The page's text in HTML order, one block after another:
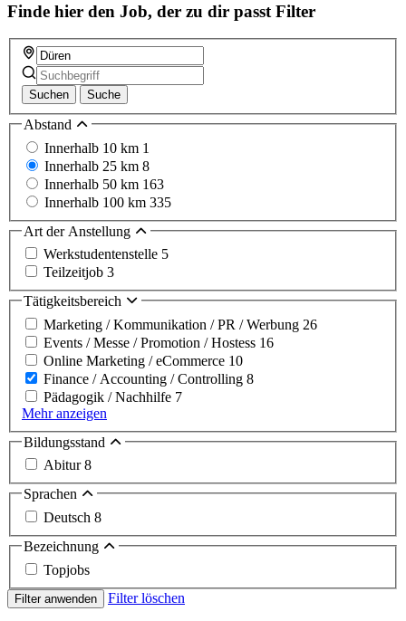
Finde hier den Job, der zu dir passt Filter
Suchen Suche
Abstand
Innerhalb 10 km 1
Innerhalb 25 km 8
Innerhalb 50 km 163
Innerhalb 100 km 335
Art der Anstellung
Werkstudentenstelle 5
Teilzeitjob 3
Tätigkeitsbereich
Marketing / Kommunikation / PR / Werbung 26
Events / Messe / Promotion / Hostess 16
Online Marketing / eCommerce 10
Finance / Accounting / Controlling 8
Pädagogik / Nachhilfe 7
Mehr anzeigen
Bildungsstand
Abitur8
Sprachen
Deutsch 8
Bezeichnung
Topjobs
Filter anwenden Filter löschen